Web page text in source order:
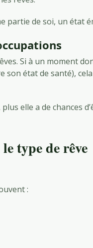
partie de soi, un état
Si à un moment
son état de santé),
elle a de chances
type de rêve
: